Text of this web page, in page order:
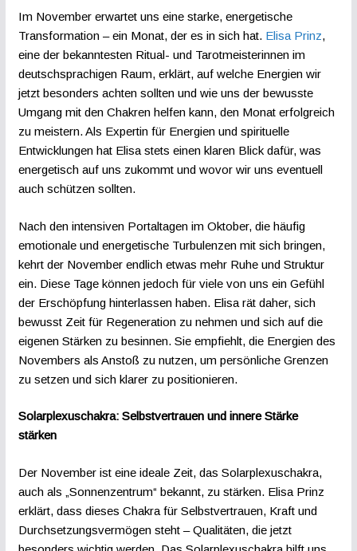
Im November erwartet uns eine starke, energetische
Transformation – ein Monat, der es in sich hat. Elisa Prinz,
eine der bekanntesten Ritual- und Tarotmeisterinnen im
deutschsprachigen Raum, erklärt, auf welche Energien wir
jetzt besonders achten sollten und wie uns der bewusste
Umgang mit den Chakren helfen kann, den Monat erfolgreich
zu meistern. Als Expertin für Energien und spirituelle
Entwicklungen hat Elisa stets einen klaren Blick dafür, was
energetisch auf uns zukommt und wovor wir uns eventuell
auch schützen sollten.
Nach den intensiven Portaltagen im Oktober, die häufig
emotionale und energetische Turbulenzen mit sich bringen,
kehrt der November endlich etwas mehr Ruhe und Struktur
ein. Diese Tage können jedoch für viele von uns ein Gefühl
der Erschöpfung hinterlassen haben. Elisa rät daher, sich
bewusst Zeit für Regeneration zu nehmen und sich auf die
eigenen Stärken zu besinnen. Sie empfiehlt, die Energien des
Novembers als Anstoß zu nutzen, um persönliche Grenzen
zu setzen und sich klarer zu positionieren.
Solarplexuschakra: Selbstvertrauen und innere Stärke
stärken
Der November ist eine ideale Zeit, das Solarplexuschakra,
auch als „Sonnenzentrum“ bekannt, zu stärken. Elisa Prinz
erklärt, dass dieses Chakra für Selbstvertrauen, Kraft und
Durchsetzungsvermögen steht – Qualitäten, die jetzt